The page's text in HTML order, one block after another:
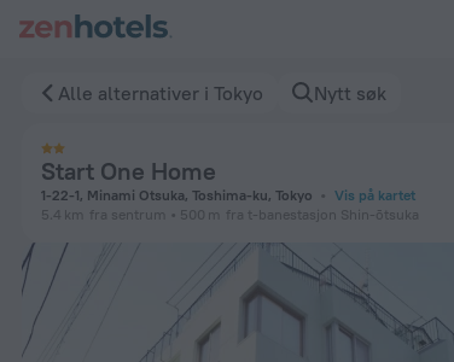
Alle alternativer i Tokyo Nytt søk
Start One Home
1-22-1, Minami Otsuka, Toshima-ku, Tokyo
Vis på kartet
5.4 km fra sentrum 500 m fra t-banestasjon Shin-ōtsuka
Start One Home i Tokyo — Bestill nå på